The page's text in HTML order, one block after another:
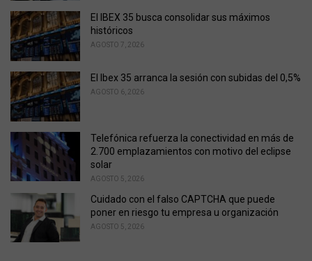
El IBEX 35 busca consolidar sus máximos
históricos
AGOSTO 7, 2026
El Ibex 35 arranca la sesión con subidas del 0,5%
AGOSTO 6, 2026
Telefónica refuerza la conectividad en más de
2.700 emplazamientos con motivo del eclipse
solar
AGOSTO 5, 2026
Cuidado con el falso CAPTCHA que puede
poner en riesgo tu empresa u organización
AGOSTO 5, 2026